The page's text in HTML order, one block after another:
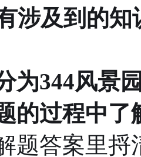
涉及到的知
为344风景
的过程中了
题答案里捋